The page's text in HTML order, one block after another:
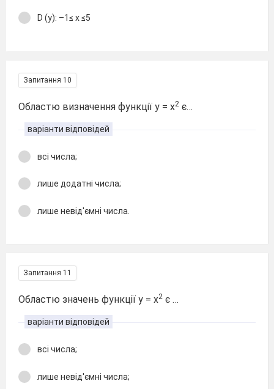
D (y): –1≤ x ≤5
Запитання 10
Областю визначення функції у = х2 є…
варіанти відповідей
всі числа;
лише додатні числа;
лише невід'ємні числа.
Запитання 11
Областю значень функції у = х2 є …
варіанти відповідей
всі числа;
лише невід'ємні числа;